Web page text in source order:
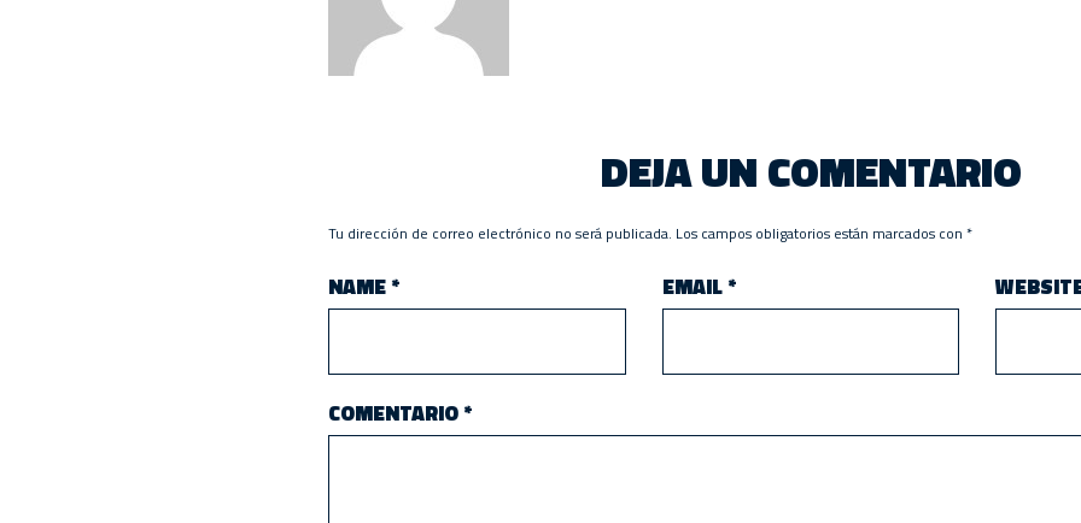
DEJA UN COMENTARIO
Tu dirección de correo electrónico no será publicada. Los campos obligatorios están marcados con *
NAME* EMAIL*
COMENTARIO*